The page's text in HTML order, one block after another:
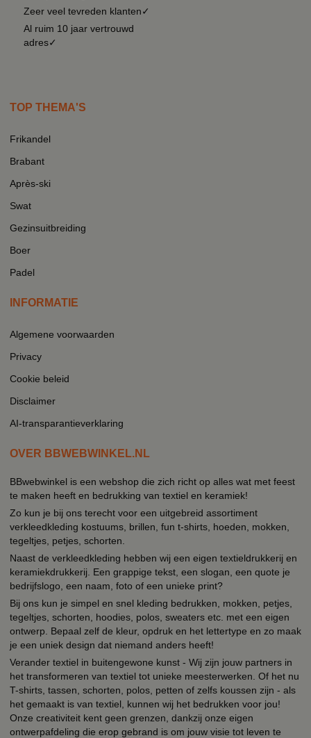
Zeer veel tevreden klanten✓
Al ruim 10 jaar vertrouwd
adres✓
TOP THEMA'S
Frikandel
Brabant
Après-ski
Swat
Gezinsuitbreiding
Boer
Padel
INFORMATIE
Algemene voorwaarden
Privacy
Cookie beleid
Disclaimer
AI-transparantieverklaring
OVER BBWEBWINKEL.NL
BBwebwinkel is een webshop die zich richt op alles wat met feest
te maken heeft en bedrukking van textiel en keramiek!
Zo kun je bij ons terecht voor een uitgebreid assortiment
verkleedkleding kostuums, brillen, fun t-shirts, hoeden, mokken,
tegeltjes, petjes, schorten.
Naast de verkleedkleding hebben wij een eigen textieldrukkerij en
keramiekdrukkerij. Een grappige tekst, een slogan, een quote je
bedrijfslogo, een naam, foto of een unieke print?
Bij ons kun je simpel en snel kleding bedrukken, mokken, petjes,
tegeltjes, schorten, hoodies, polos, sweaters etc. met een eigen
ontwerp. Bepaal zelf de kleur, opdruk en het lettertype en zo maak
je een uniek design dat niemand anders heeft!
Verander textiel in buitengewone kunst - Wij zijn jouw partners in
het transformeren van textiel tot unieke meesterwerken. Of het nu
T-shirts, tassen, schorten, polos, petten of zelfs koussen zijn - als
het gemaakt is van textiel, kunnen wij het bedrukken voor jou!
Onze creativiteit kent geen grenzen, dankzij onze eigen
ontwerpafdeling die erop gebrand is om jouw visie tot leven te